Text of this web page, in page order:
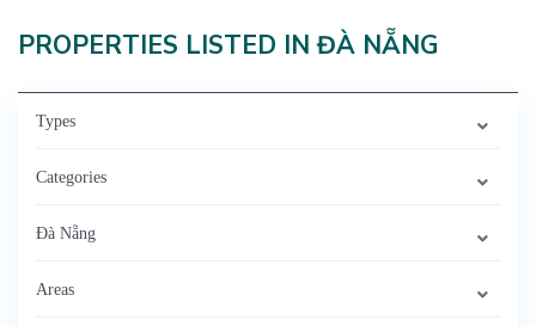
PROPERTIES LISTED IN ĐÀ NẴNG
Types
Categories
Đà Nẵng
Areas